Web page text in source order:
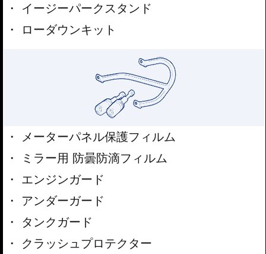
イージーパークスタンド
ローダウンキット
メーターパネル保護フィルム
ミラー用 防曇防滴フィルム
エンジンガード
アンダーガード
タンクガード
クラッシュプロテクター